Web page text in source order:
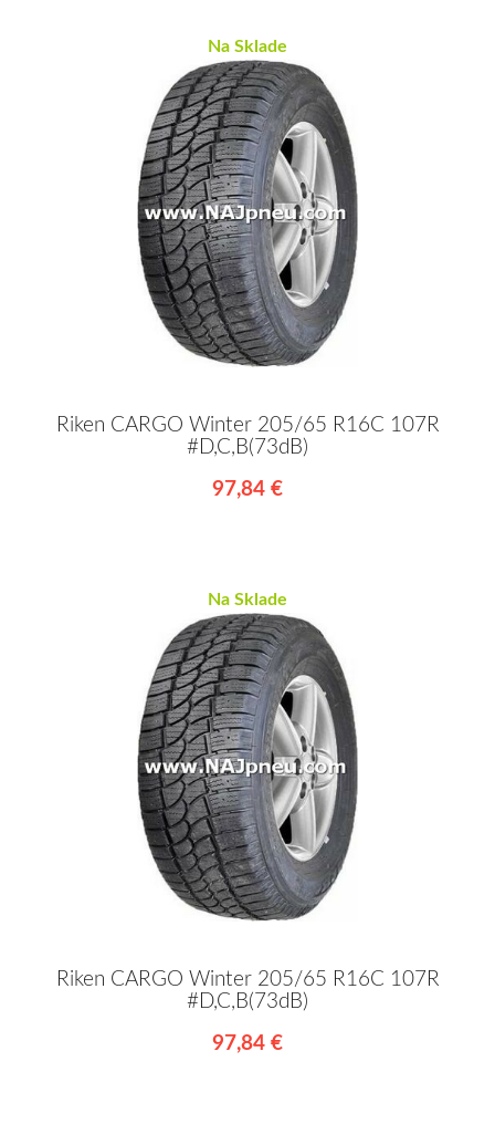
Na Sklade
Riken CARGO Winter 205/65 R16C 107R
#D,C,B(73dB)
97,84 €
Na Sklade
Riken CARGO Winter 205/65 R16C 107R
#D,C,B(73dB)
97,84 €